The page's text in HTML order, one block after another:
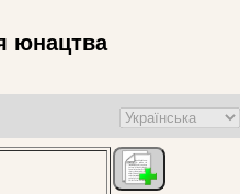
юнацтва